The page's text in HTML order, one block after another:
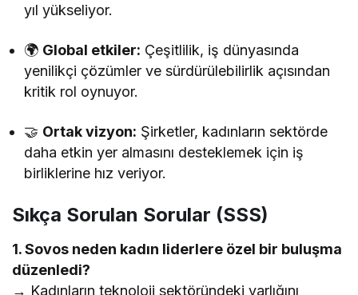
yıl yükseliyor.
🌍 Global etkiler: Çeşitlilik, iş dünyasında
yenilikçi çözümler ve sürdürülebilirlik açısından
kritik rol oynuyor.
🤝 Ortak vizyon: Şirketler, kadınların sektörde
daha etkin yer almasını desteklemek için iş
birliklerine hız veriyor.
Sıkça Sorulan Sorular (SSS)
1. Sovos neden kadın liderlere özel bir buluşma
düzenledi?
→ Kadınların teknoloji sektöründeki varlığını